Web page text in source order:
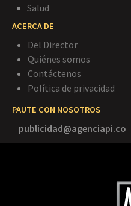
Salud
ACERCA DE
Del Director
Quiénes somos
Contáctenos
Política de privacidad
PAUTE CON NOSOTROS
publicidad@agenciapi.co